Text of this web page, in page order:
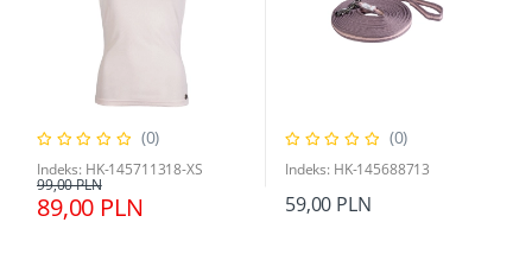
(0)
Indeks: HK-145711318-XS
89,00 PLN
99,00 PLN
(0)
Indeks: HK-145688713
59,00 PLN